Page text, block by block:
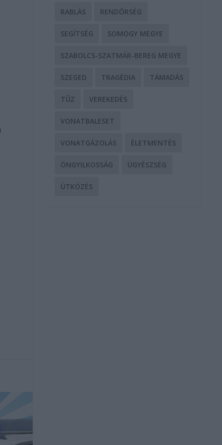
RABLÁS RENDŐRSÉG
SEGÍTSÉG SOMOGY MEGYE
SZABOLCS-SZATMÁR-BEREG MEGYE
SZEGED TRAGÉDIA TÁMADÁS
TŰZ VEREKEDÉS
VONATBALESET
VONATGÁZOLÁS ÉLETMENTÉS
ÖNGYILKOSSÁG ÜGYÉSZSÉG
ÜTKÖZÉS